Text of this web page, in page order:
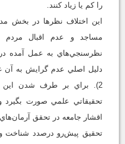
را کم يا زياد کنند.
اين اختلاف نظرها در بخش
مساجد و عدم اقبال
نظرسنجي‌هاي به عمل آمده
2). براي بر طرف شدن اين
تحقيقاتي علمي صورت
اقشار جامعه در تحقق
تحقيق پيش‌رو در‌صدد شناخت